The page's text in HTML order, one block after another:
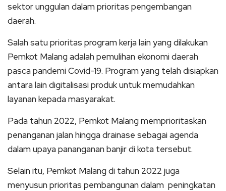
sektor unggulan dalam prioritas pengembangan
daerah.
Salah satu prioritas program kerja lain yang dilakukan
Pemkot Malang adalah pemulihan ekonomi daerah
pasca pandemi Covid-19. Program yang telah disiapkan
antara lain digitalisasi produk untuk memudahkan
layanan kepada masyarakat.
Pada tahun 2022, Pemkot Malang memprioritaskan
penanganan jalan hingga drainase sebagai agenda
dalam upaya pananganan banjir di kota tersebut.
Selain itu, Pemkot Malang di tahun 2022 juga
menyusun prioritas pembangunan dalam peningkatan